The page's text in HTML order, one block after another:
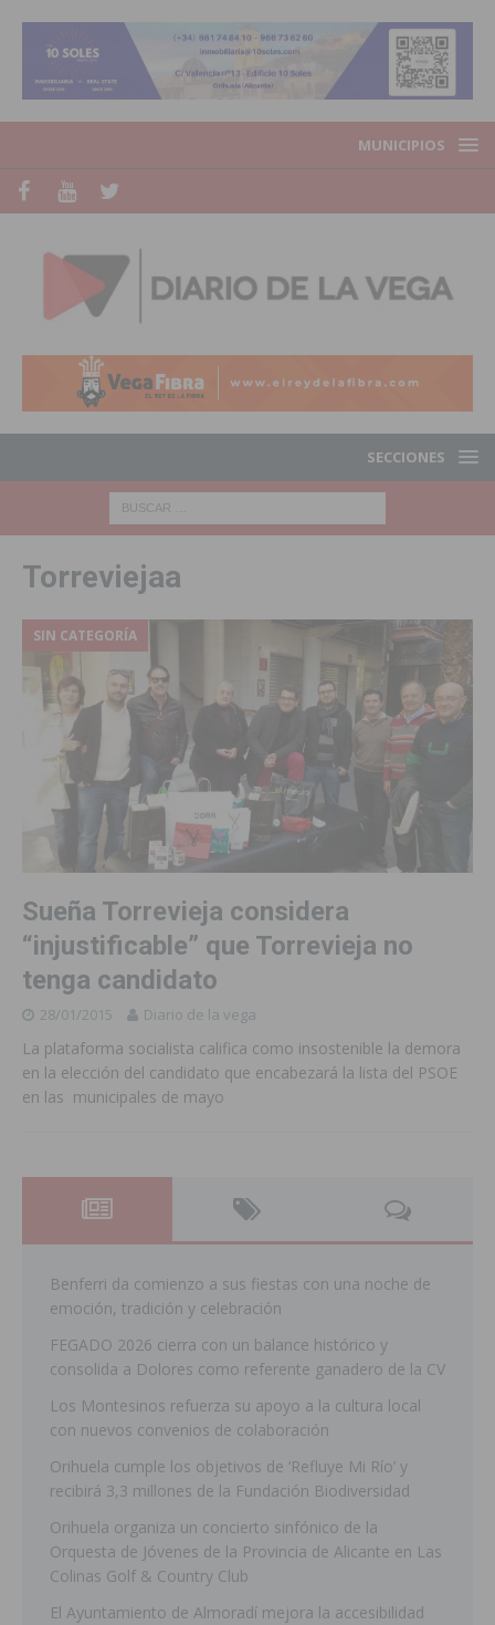
MUNICIPIOS
SECCIONES
Torreviejaa
SIN CATEGORÍA
Sueña Torrevieja considera
“injustificable” que Torrevieja no
tenga candidato
28/01/2015 Diario de la vega
La plataforma socialista califica como insostenible la demora
en la elección del candidato que encabezará la lista del PSOE
en las municipales de mayo
Benferri da comienzo a sus fiestas con una noche de
emoción, tradición y celebración
FEGADO 2026 cierra con un balance histórico y
consolida a Dolores como referente ganadero de la CV
Los Montesinos refuerza su apoyo a la cultura local
con nuevos convenios de colaboración
Orihuela cumple los objetivos de ‘Refluye Mi Río’ y
recibirá 3,3 millones de la Fundación Biodiversidad
Orihuela organiza un concierto sinfónico de la
Orquesta de Jóvenes de la Provincia de Alicante en Las
Colinas Golf & Country Club
El Ayuntamiento de Almoradí mejora la accesibilidad